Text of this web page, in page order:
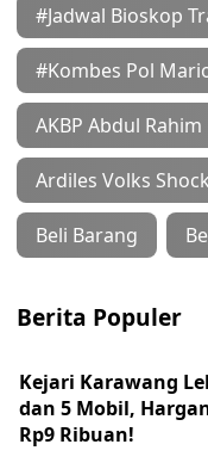
#Jadwal Bioskop
#Kombes Pol
AKBP Abdul Rahim
Ardiles Volks Shock
Beli Barang
Berita Populer
Kejari Karawang
dan 5 Mobil,
Rp9 Ribuan!